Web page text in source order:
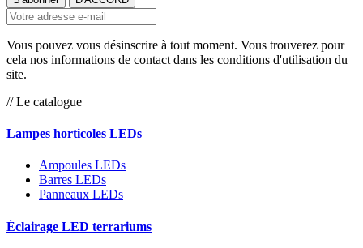
Vous pouvez vous désinscrire à tout moment. Vous trouverez pour
cela nos informations de contact dans les conditions d'utilisation du
site.
// Le catalogue
Lampes horticoles LEDs
Ampoules LEDs
Barres LEDs
Panneaux LEDs
Éclairage LED terrariums